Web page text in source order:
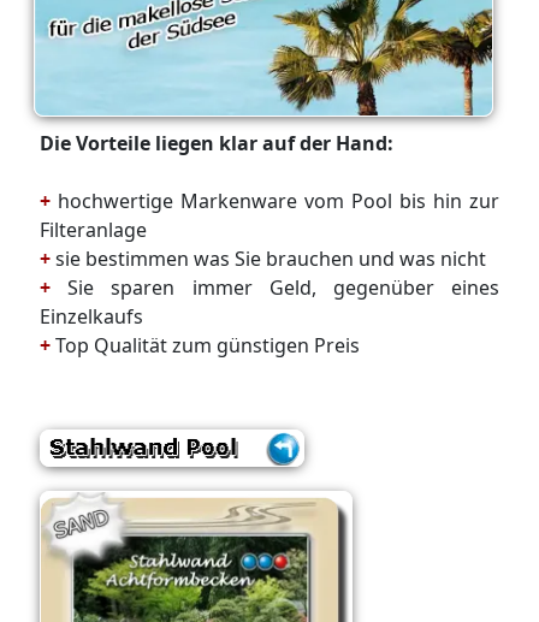
Die Vorteile liegen klar auf der Hand:
+ hochwertige Markenware vom Pool bis hin zur
Filteranlage
+sie bestimmen was Sie brauchen und was nicht
+ Sie sparen immer Geld, gegenüber eines
Einzelkaufs
+Top Qualität zum günstigen Preis